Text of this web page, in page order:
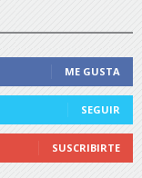
ME GUSTA
SEGUIR
SUSCRIBIRTE